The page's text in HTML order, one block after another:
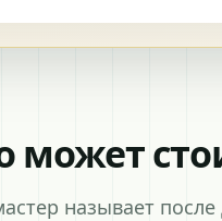
может
называет